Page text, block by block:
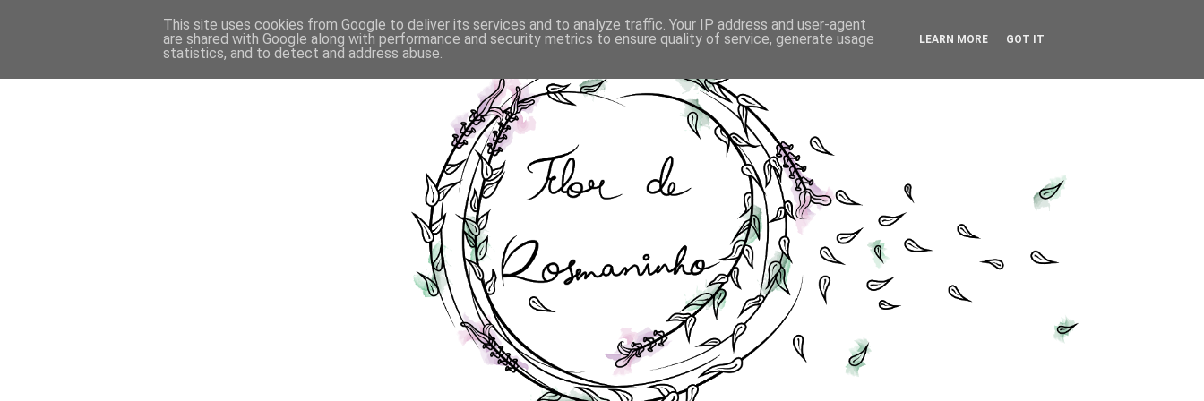
This site uses cookies from Google to deliver its services and to analyze traffic. Your IP address and user-agent
are shared with Google along with performance and security metrics to ensure quality of service, generate usage
statistics, and to detect and address abuse.
LEARN MORE GOT IT